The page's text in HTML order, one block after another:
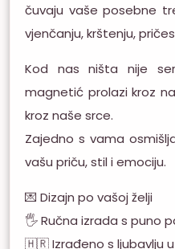
čuvaju vaše posebne
vjenčanju, krštenju,
Kod nas ništa nije
magnetić prolazi kroz
kroz naše srce.
Zajedno s vama
vašu priču, stil i emociju.
💌 Dizajn po vašoj želji
🖐️ Ručna izrada s puno
🇭🇷 Izrađeno s ljubavlju